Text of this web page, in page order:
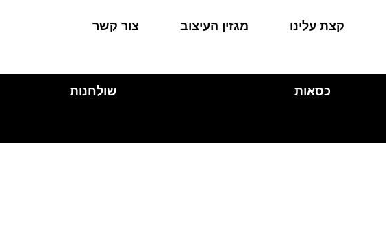
קצת עלינו מגזין העיצוב צור קשר
כסאות שולחנות